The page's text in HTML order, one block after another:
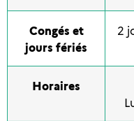
Congés et
jours fériés
2
Horaires